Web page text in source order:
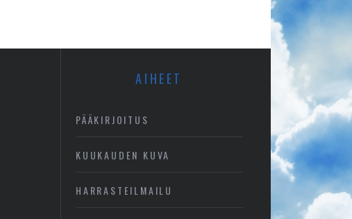
AIHEET
PÄÄKIRJOITUS
KUUKAUDEN KUVA
HARRASTEILMAILU